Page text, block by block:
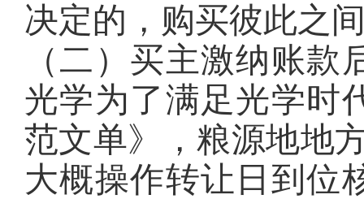
决定的，购买彼此之
（二）买主激纳账
光学为了满足光学时
范文单》，粮源地地
大概操作转让日到位